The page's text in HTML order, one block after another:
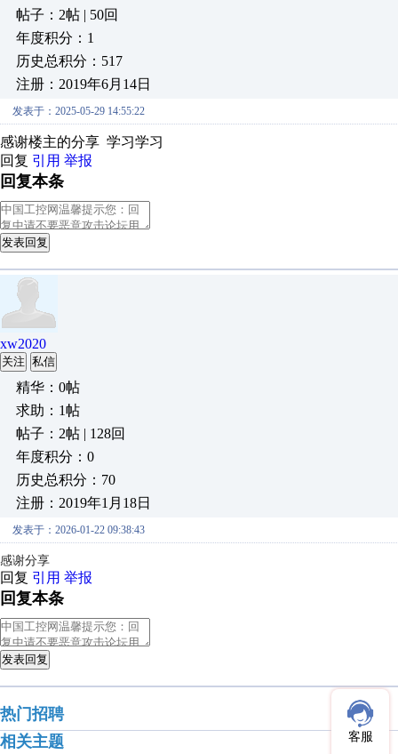
帖子：2帖 | 50回
年度积分：1
历史总积分：517
注册：2019年6月14日
发表于：2025-05-29 14:55:22
感谢楼主的分享 学习学习
回复 引用 举报
回复本条
发表回复
xw2020
关注 私信
精华：0帖
求助：1帖
帖子：2帖 | 128回
年度积分：0
历史总积分：70
注册：2019年1月18日
发表于：2026-01-22 09:38:43
感谢分享
回复 引用 举报
回复本条
发表回复
热门招聘
相关主题
客服